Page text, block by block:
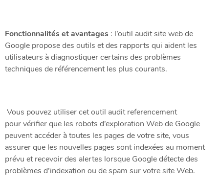
Fonctionnalités et avantages : l’outil audit site web de
Google propose des outils et des rapports qui aident les
utilisateurs à diagnostiquer certains des problèmes
techniques de référencement les plus courants.
Vous pouvez utiliser cet outil audit referencement
pour vérifier que les robots d’exploration Web de Google
peuvent accéder à toutes les pages de votre site, vous
assurer que les nouvelles pages sont indexées au moment
prévu et recevoir des alertes lorsque Google détecte des
problèmes d’indexation ou de spam sur votre site Web.